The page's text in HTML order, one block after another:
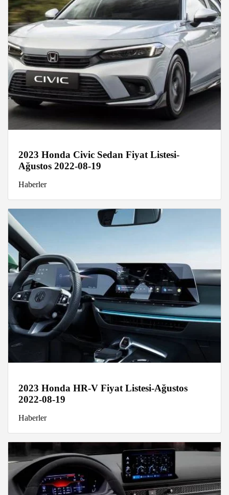
2023 Honda Civic Sedan Fiyat Listesi-
Ağustos 2022-08-19
Haberler
2023 Honda HR-V Fiyat Listesi-Ağustos
2022-08-19
Haberler